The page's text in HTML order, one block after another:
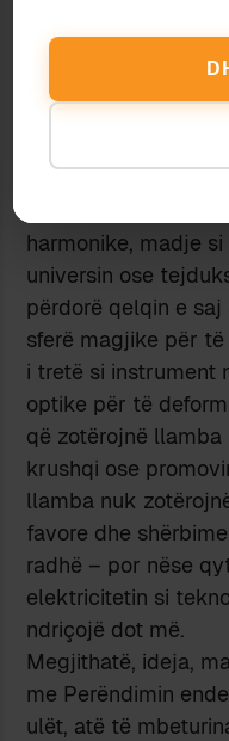
shkëputje do të
funksionin e tyre po
për një milingonë
ose për një llambë
portollamba.
harmonike, madje
universin ose
përdorë qelqin e
sferë magjike për
i tretë si instrument
optike për të
që zotërojnë
krushqi ose
llamba nuk
favore dhe
radhë – por nëse
elektricitetin si
ndriçojë dot më.
Megjithatë, ideja,
me Perëndimin
ulët, atë të